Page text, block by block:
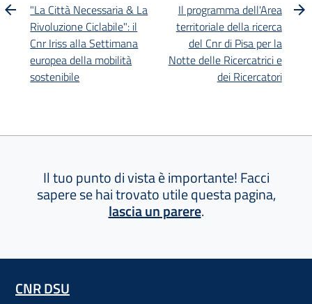
"La Città Necessaria & La
Rivoluzione Ciclabile": il
Cnr Iriss alla Settimana
europea della mobilità
sostenibile
Il programma dell'Area
territoriale della ricerca
del Cnr di Pisa per la
Notte delle Ricercatrici e
dei Ricercatori
Il tuo punto di vista è importante! Facci
sapere se hai trovato utile questa pagina,
lascia un parere.
CNR DSU